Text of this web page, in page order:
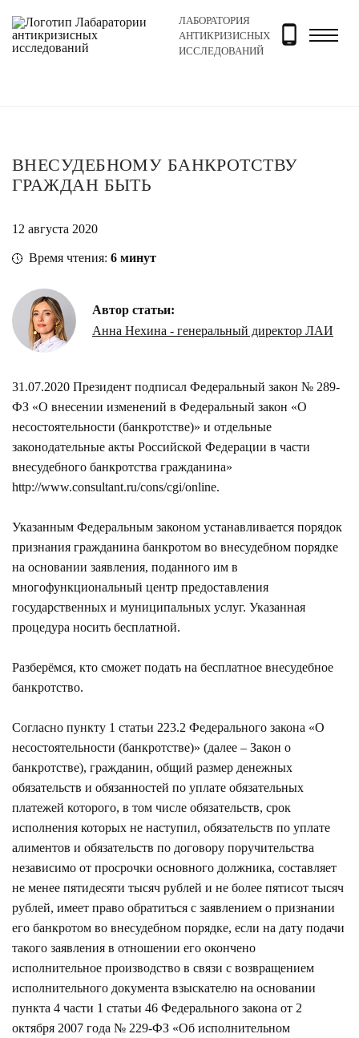
ЛАБОРАТОРИЯ
АНТИКРИЗИСНЫХ
ИССЛЕДОВАНИЙ
Главная Новости и блог Блог Внесудебному
ВНЕСУДЕБНОМУ БАНКРОТСТВУ
ГРАЖДАН БЫТЬ
12 августа 2020
Время чтения: 6 минут
Автор статьи:
Анна Нехина - генеральный директор ЛАИ
31.07.2020 Президент подписал Федеральный закон № 289-
ФЗ «О внесении изменений в Федеральный закон «О
несостоятельности (банкротстве)» и отдельные
законодательные акты Российской Федерации в части
внесудебного банкротства гражданина»
http://www.consultant.ru/cons/cgi/online.
Указанным Федеральным законом устанавливается порядок
признания гражданина банкротом во внесудебном порядке
на основании заявления, поданного им в
многофункциональный центр предоставления
государственных и муниципальных услуг. Указанная
процедура носить бесплатной.
Разберёмся, кто сможет подать на бесплатное внесудебное
банкротство.
Согласно пункту 1 статьи 223.2 Федерального закона «О
несостоятельности (банкротстве)» (далее – Закон о
банкротстве), гражданин, общий размер денежных
обязательств и обязанностей по уплате обязательных
платежей которого, в том числе обязательств, срок
исполнения которых не наступил, обязательств по уплате
алиментов и обязательств по договору поручительства
независимо от просрочки основного должника, составляет
не менее пятидесяти тысяч рублей и не более пятисот тысяч
рублей, имеет право обратиться с заявлением о признании
его банкротом во внесудебном порядке, если на дату подачи
такого заявления в отношении его окончено
исполнительное производство в связи с возвращением
исполнительного документа взыскателю на основании
пункта 4 части 1 статьи 46 Федерального закона от 2
октября 2007 года № 229-ФЗ «Об исполнительном